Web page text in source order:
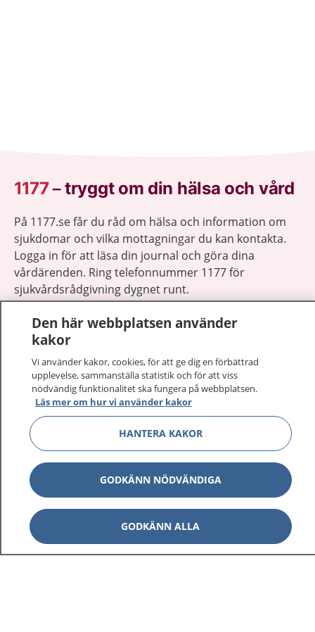
1177–tryggt om din hälsa och vård
På 1177.se får du råd om hälsa och information om
sjukdomar och vilka mottagningar du kan kontakta.
Logga in för att läsa din journal och göra dina
vårdärenden. Ring telefonnummer 1177 för
sjukvårdsrådgivning dygnet runt.
1177 ger dig råd när du vill må bättre.
1177 på flera språk
Om 1177 Visa
Kontakt Visa
Behandling av personuppgifter
Den här webbplatsen använder
kakor
Vi använder kakor, cookies, för att ge dig en förbättrad
upplevelse, sammanställa statistik och för att viss
nödvändig funktionalitet ska fungera på webbplatsen.
Läs mer om hur vi använder kakor
HANTERA KAKOR
GODKÄNN NÖDVÄNDIGA
GODKÄNN ALLA